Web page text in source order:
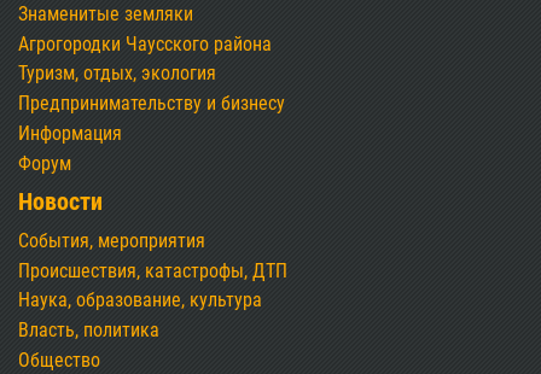
Знаменитые земляки
Агрогородки Чаусского района
Туризм, отдых, экология
Предпринимательству и бизнесу
Информация
Форум
Новости
События, мероприятия
Происшествия, катастрофы, ДТП
Наука, образование, культура
Власть, политика
Общество